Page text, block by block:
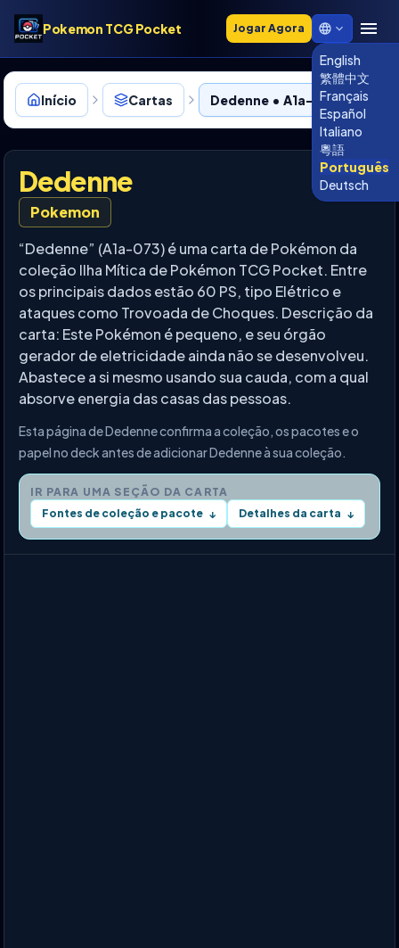
Pokemon TCG Pocket Jogar Agora
English
繁體中文
Français
Español
Italiano
粵語
Português
Deutsch
Início Cartas Dedenne • A1a-073
Dedenne
Pokemon
“Dedenne” (A1a-073) é uma carta de Pokémon da
coleção Ilha Mítica de Pokémon TCG Pocket. Entre
os principais dados estão 60 PS, tipo Elétrico e
ataques como Trovoada de Choques. Descrição da
carta: Este Pokémon é pequeno, e seu órgão
gerador de eletricidade ainda não se desenvolveu.
Abastece a si mesmo usando sua cauda, com a qual
absorve energia das casas das pessoas.
Esta página de Dedenne confirma a coleção, os pacotes e o
papel no deck antes de adicionar Dedenne à sua coleção.
IR PARA UMA SEÇÃO DA CARTA
Fontes de coleção e pacote ↓ Detalhes da carta ↓